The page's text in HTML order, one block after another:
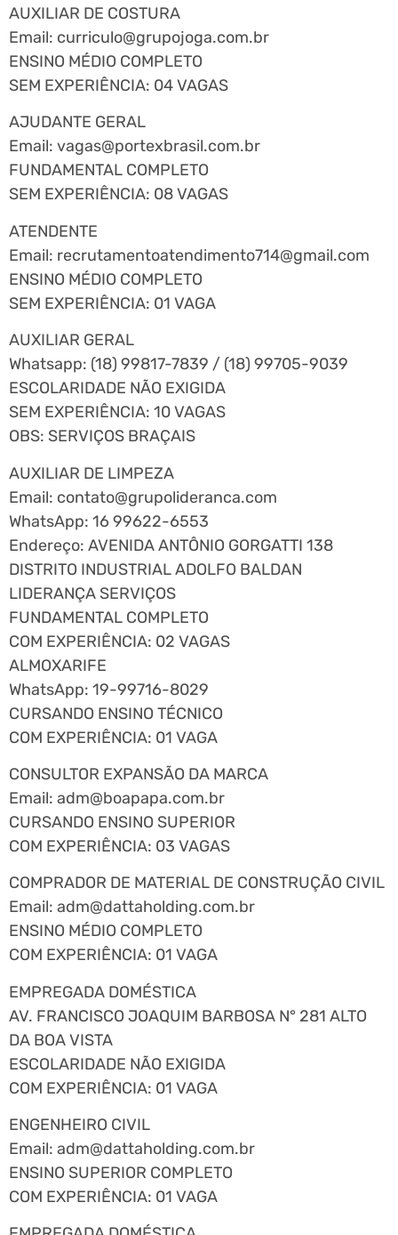
AUXILIAR DE COSTURA
Email: curriculo@grupojoga.com.br
ENSINO MÉDIO COMPLETO
SEM EXPERIÊNCIA: 04 VAGAS
AJUDANTE GERAL
Email: vagas@portexbrasil.com.br
FUNDAMENTAL COMPLETO
SEM EXPERIÊNCIA: 08 VAGAS
ATENDENTE
Email: recrutamentoatendimento714@gmail.com
ENSINO MÉDIO COMPLETO
SEM EXPERIÊNCIA: 01 VAGA
AUXILIAR GERAL
Whatsapp: (18) 99817-7839 / (18) 99705-9039
ESCOLARIDADE NÃO EXIGIDA
SEM EXPERIÊNCIA: 10 VAGAS
OBS: SERVIÇOS BRAÇAIS
AUXILIAR DE LIMPEZA
Email: contato@grupolideranca.com
WhatsApp: 16 99622-6553
Endereço: AVENIDA ANTÔNIO GORGATTI 138
DISTRITO INDUSTRIAL ADOLFO BALDAN
LIDERANÇA SERVIÇOS
FUNDAMENTAL COMPLETO
COM EXPERIÊNCIA: 02 VAGAS
ALMOXARIFE
WhatsApp: 19-99716-8029
CURSANDO ENSINO TÉCNICO
COM EXPERIÊNCIA: 01 VAGA
CONSULTOR EXPANSÃO DA MARCA
Email: adm@boapapa.com.br
CURSANDO ENSINO SUPERIOR
COM EXPERIÊNCIA: 03 VAGAS
COMPRADOR DE MATERIAL DE CONSTRUÇÃO CIVIL
Email: adm@dattaholding.com.br
ENSINO MÉDIO COMPLETO
COM EXPERIÊNCIA: 01 VAGA
EMPREGADA DOMÉSTICA
AV. FRANCISCO JOAQUIM BARBOSA N° 281 ALTO
DA BOA VISTA
ESCOLARIDADE NÃO EXIGIDA
COM EXPERIÊNCIA: 01 VAGA
ENGENHEIRO CIVIL
Email: adm@dattaholding.com.br
ENSINO SUPERIOR COMPLETO
COM EXPERIÊNCIA: 01 VAGA